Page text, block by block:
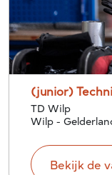
(junior)
TD Wilp
Wilp -
Bekijk de